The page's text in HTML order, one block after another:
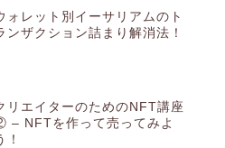
ォレット別イーサリアムのト
ンザクション詰まり解消法！
リエイターのためのNFT講座
– NFTを作って売ってみよ
！